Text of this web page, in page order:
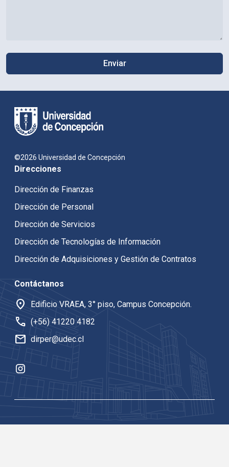
Direcciones
Dirección de Finanzas
Dirección de Personal
Dirección de Servicios
Dirección de Tecnologías de Información
Dirección de Adquisiciones y Gestión de Contratos
Contáctanos
location_on Edificio VRAEA, 3° piso, Campus Concepción.
call (+56) 41220 4182
mail dirper@udec.cl
©2026 Universidad de Concepción